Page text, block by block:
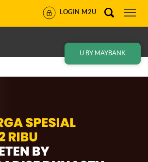
LOGIN M2U
U BY MAYBANK